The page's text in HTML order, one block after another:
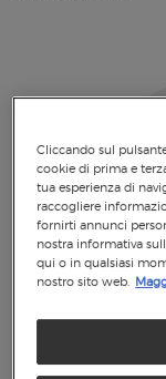
Cliccando sul
cookie di prima e
tua esperienza di
raccogliere
fornirti annunci
nostra informativa
qui o in qualsiasi
nostro sito web.